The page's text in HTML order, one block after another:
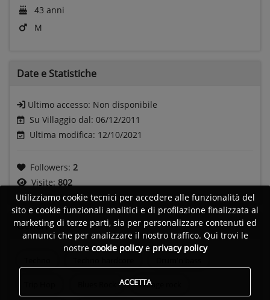
43 anni
M
Date e Statistiche
Ultimo accesso: Non disponibile
Su Villaggio dal: 06/12/2011
Ultima modifica: 12/10/2021
Followers: 2
Visite: 802
Generi
Garage rock
Utilizziamo cookie tecnici per accedere alle funzionalità del
sito e cookie funzionali analitici e di profilazione finalizzata al
marketing di terze parti, sia per personalizzare contenuti ed
annunci che per analizzare il nostro traffico. Qui trovi le
nostre cookie policye privacy policy
ACCETTA